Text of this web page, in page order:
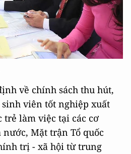
về chính sách thu hút,
viên tốt nghiệp xuất
trẻ làm việc tại các cơ
Mặt trận Tổ quốc
trị - xã hội từ trung